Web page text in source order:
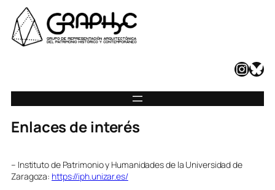
InstagramBluesky
Enlaces de interés
– Instituto de Patrimonio y Humanidades de la Universidad de
Zaragoza: https://iph.unizar.es/